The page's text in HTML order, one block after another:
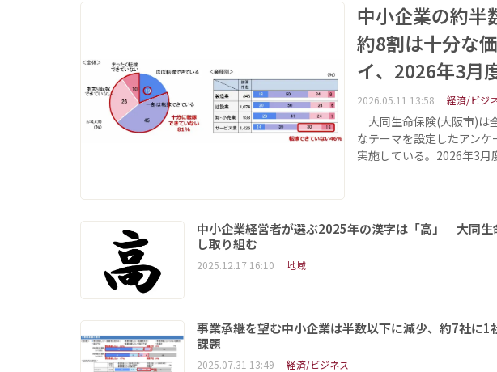
中小企業の約半
約8割は十分な
イ、2026年3月
2026.05.11 13:58 経済/ビジ
大同生命保険(大阪市)は
なテーマを設定したアン
実施している。2026年3
中小企業経営者が選ぶ2025年の漢字は「高」 大同
し取り組む
2025.12.17 16:10 地域
事業承継を望む中小企業は半数以下に減少、約7社
課題
2025.07.31 13:49 経済/ビジネス